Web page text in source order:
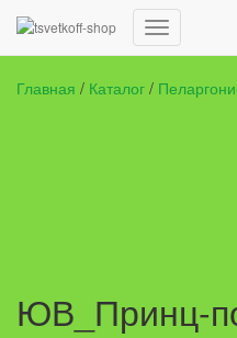
Главная / Каталог /
ЮВ_Принц-